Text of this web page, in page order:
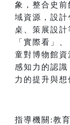
象，整合史
域資源，設
桌、策展設計
「實際看」
童對博物館
感知力的認
力的提升與想
指導機關:教